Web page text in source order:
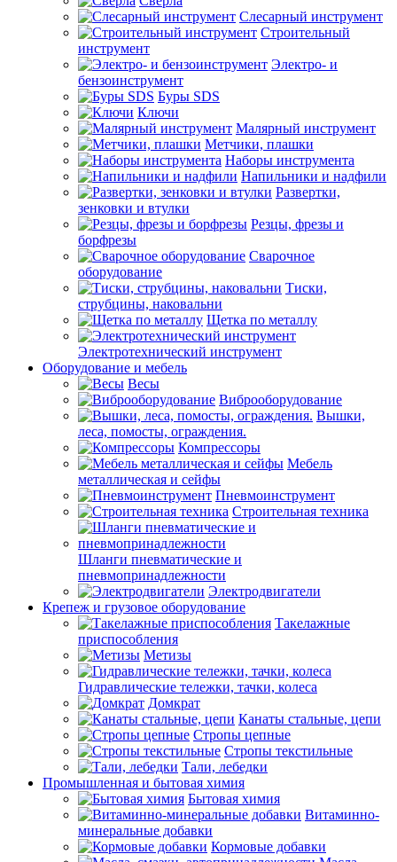
Слесарный инструмент
Строительный
инструмент
Электро- и
бензоинструмент
Буры SDS
Ключи
Малярный инструмент
Метчики, плашки
Наборы инструмента
Напильники и надфили
Развертки,
зенковки и втулки
Резцы, фрезы и
борфрезы
Сварочное
оборудование
Тиски,
струбцины, наковальни
Щетка по металлу
Электротехнический инструмент
Оборудование и мебель
Весы
Виброоборудование
Вышки,
леса, помосты, ограждения.
Компрессоры
Мебель
металлическая и сейфы
Пневмоинструмент
Строительная техника
Шланги пневматические и
пневмопринадлежности
Электродвигатели
Крепеж и грузовое оборудование
Такелажные
приспособления
Метизы
Гидравлические тележки, тачки, колеса
Домкрат
Канаты стальные, цепи
Стропы цепные
Стропы текстильные
Тали, лебедки
Промышленная и бытовая химия
Бытовая химия
Витаминно-
минеральные добавки
Кормовые добавки